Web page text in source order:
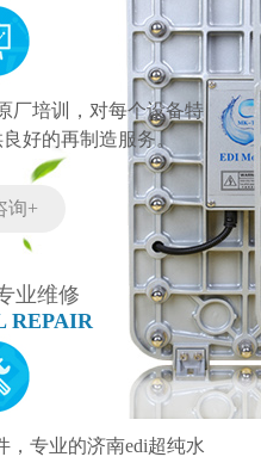
厂培训，对每个设备特
好的再制造服务。
询+
业维修
REPAIR
，专业的济南edi超纯水